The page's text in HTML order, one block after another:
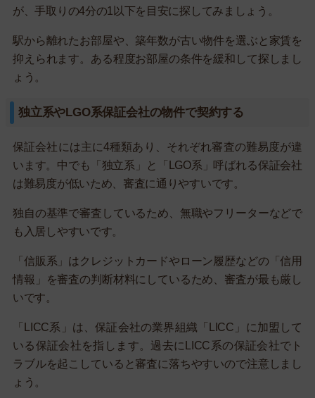
が、手取りの4分の1以下を目安に探してみましょう。
駅から離れたお部屋や、築年数が古い物件を選ぶと家賃を
抑えられます。ある程度お部屋の条件を緩和して探しまし
ょう。
独立系やLGO系保証会社の物件で契約する
保証会社には主に4種類あり、それぞれ審査の難易度が違
います。中でも「独立系」と「LGO系」呼ばれる保証会社
は難易度が低いため、審査に通りやすいです。
独自の基準で審査しているため、無職やフリーターなどで
も入居しやすいです。
「信販系」はクレジットカードやローン履歴などの「信用
情報」を審査の判断材料にしているため、審査が最も厳し
いです。
「LICC系」は、保証会社の業界組織「LICC」に加盟して
いる保証会社を指します。過去にLICC系の保証会社でト
ラブルを起こしていると審査に落ちやすいので注意しまし
ょう。